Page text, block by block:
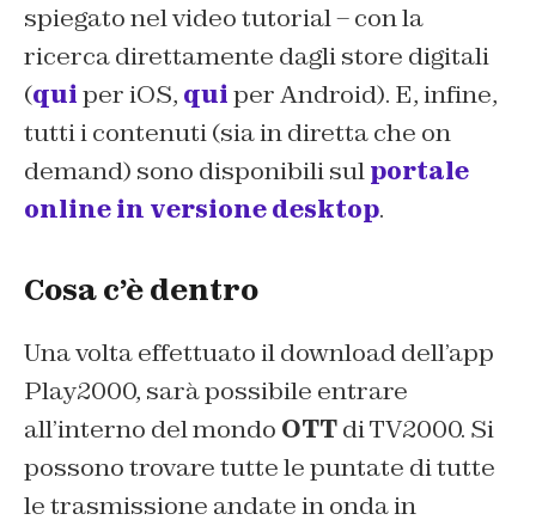
spiegato nel video tutorial – con la
ricerca direttamente dagli store digitali
(quiper iOS, quiper Android). E, infine,
tutti i contenuti (sia in diretta che on
demand) sono disponibili sulportale
online in versione desktop.
Cosa c’è dentro
Una volta effettuato il download dell’app
Play2000, sarà possibile entrare
all’interno del mondo OTTdi TV2000. Si
possono trovare tutte le puntate di tutte
le trasmissione andate in onda in